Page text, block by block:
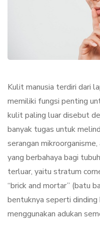
Kulit manusia terdiri dari
memiliki fungsi penting
kulit paling luar disebut
banyak tugas untuk
serangan
yang berbahaya bagi
terluar, yaitu stratum
“brick and mortar” (batu
bentuknya seperti
menggunakan adukan